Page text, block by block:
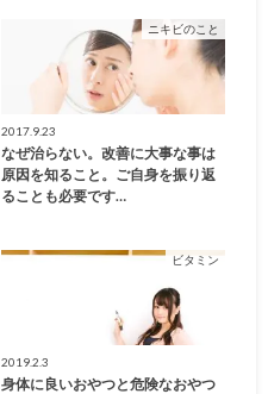
ニキビのこと
2017.9.23
なぜ治らない。改善に大事な事は
原因を知ること。ご自身を振り返
ることも必要です…
ビタミン
2019.2.3
身体に良いおやつと危険なおやつ